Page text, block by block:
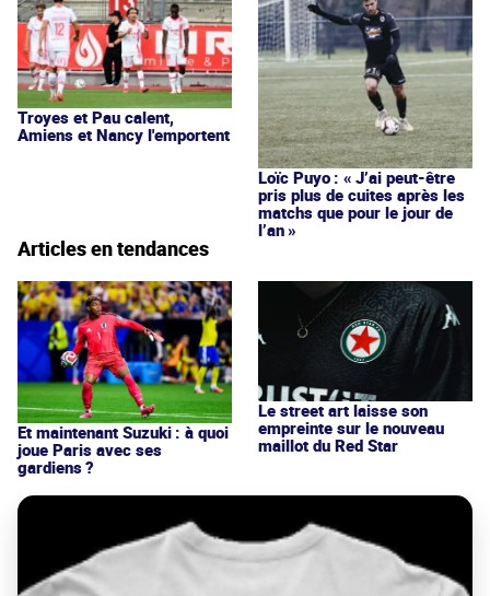
Troyes et Pau calent,
Amiens et Nancy l'emportent
Loïc Puyo : « J’ai peut-être
pris plus de cuites après les
matchs que pour le jour de
l’an »
Articles en tendances
Et maintenant Suzuki : à quoi
joue Paris avec ses
gardiens ?
Le street art laisse son
empreinte sur le nouveau
maillot du Red Star